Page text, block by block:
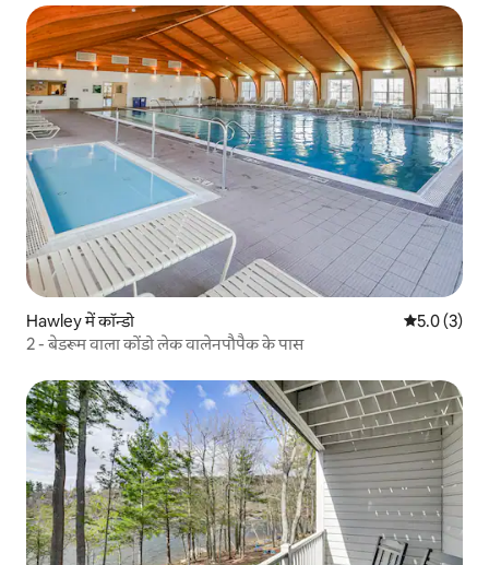
Hawley में कॉन्डो औसत रेटिंग 5
5.0 (3)
2 - बेडरूम वाला कोंडो लेक वालेनपौपैक के पास